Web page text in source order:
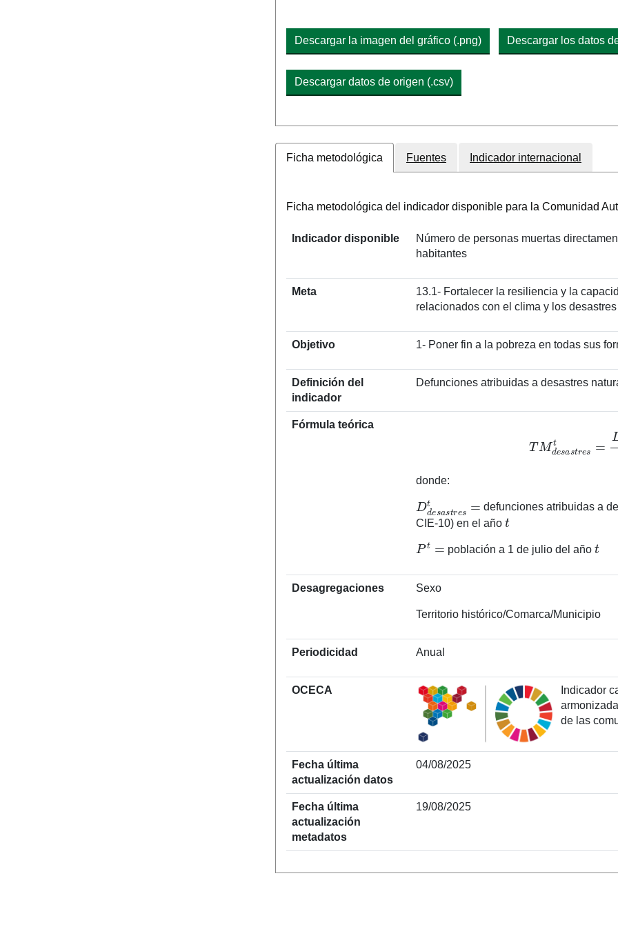
Descargar la imagen del gráfico (.png) Descargar los datos
Descargar datos de origen (.csv)
Ficha metodológica Fuentes Indicador internacional
Ficha metodológica del indicador disponible para la Comunidad
Indicador disponible
Número de personas muertas
habitantes
Meta
13.1- Fortalecer la resiliencia y la
relacionados con el clima y los
Objetivo 1- Poner fin a la pobreza en todas sus
Definición del
indicador
Defunciones atribuidas a desastres
Fórmula teórica d
donde:
Dd =
defunciones atribuidas a
CIE-10) en el año
t
Pt=
población a 1 de julio del año
t
Desagregaciones Sexo
Territorio histórico/Comarca/Municipio
Periodicidad Anual
OCECA
Indicador
de las
Fecha última
actualización datos
04/08/2025
Fecha última
actualización
metadatos
19/08/2025